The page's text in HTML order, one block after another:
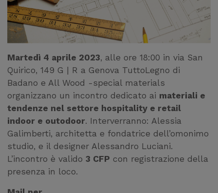
Martedì 4 aprile 2023, alle ore 18:00 in via San
Quirico, 149 G | R a Genova TuttoLegno di
Badano e All Wood -special materials
organizzano un incontro dedicato ai materiali e
tendenze nel settore hospitality e retail
indoor e outodoor. Interverranno: Alessia
Galimberti, architetta e fondatrice dell’omonimo
studio, e il designer Alessandro Luciani.
L’incontro è valido 3 CFP con registrazione della
presenza in loco.